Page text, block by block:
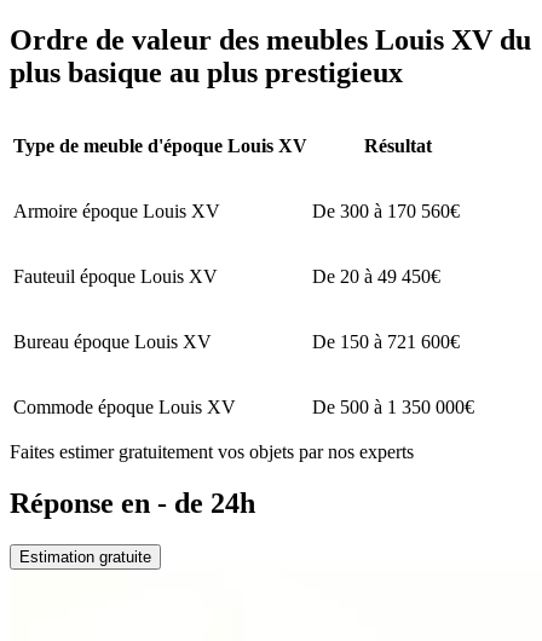
Ordre de valeur des meubles Louis XV du
plus basique au plus prestigieux
Type de meuble d'époque Louis XV Résultat
Armoire époque Louis XV De 300 à 170 560€
Fauteuil époque Louis XV De 20 à 49 450€
Bureau époque Louis XV De 150 à 721 600€
Commode époque Louis XV De 500 à 1 350 000€
Faites estimer gratuitement vos objets par nos experts
Réponse en - de 24h
Estimation gratuite